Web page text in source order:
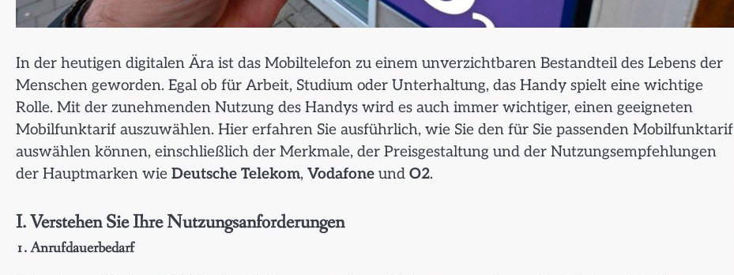
In der heutigen digitalen Ära ist das Mobiltelefon zu einem unverzichtbaren Bestandteil des Lebens der
Menschen geworden. Egal ob für Arbeit, Studium oder Unterhaltung, das Handy spielt eine wichtige
Rolle. Mit der zunehmenden Nutzung des Handys wird es auch immer wichtiger, einen geeigneten
Mobilfunktarif auszuwählen. Hier erfahren Sie ausführlich, wie Sie den für Sie passenden Mobilfunktarif
auswählen können, einschließlich der Merkmale, der Preisgestaltung und der Nutzungsempfehlungen
der Hauptmarken wie Deutsche Telekom, Vodafone und O2.
I. Verstehen Sie Ihre Nutzungsanforderungen
1. Anrufdauerbedarf